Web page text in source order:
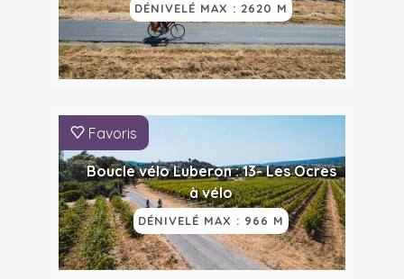
DÉNIVELÉ MAX : 2620 M
Favoris
Boucle vélo Luberon : 13- Les Ocres
à vélo
DÉNIVELÉ MAX : 966 M